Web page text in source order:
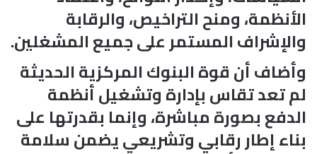
الأنظمة، ومنح التراخيص، والرقابة
والإشراف المستمر على جميع المشغلين.
وأضاف أن قوة البنوك المركزية الحديثة
لم تعد تقاس بإدارة وتشغيل أنظمة
الدفع بصورة مباشرة، وإنما بقدرتها على
بناء إطار رقابي وتشريعي يضمن سلامة